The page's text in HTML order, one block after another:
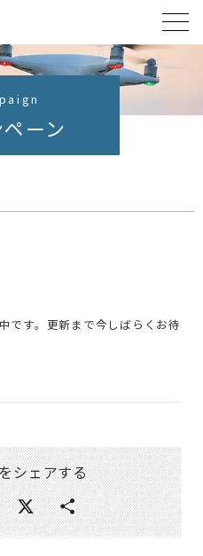
ーン
です。更新まで今しばらくお待
シェアする